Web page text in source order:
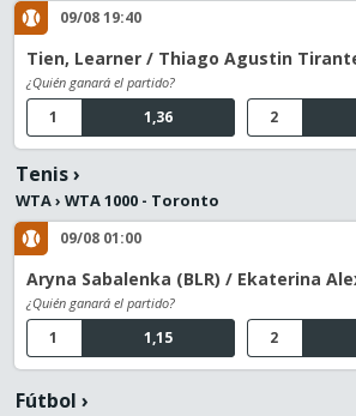
09/08 19:40
Tien, Learner / Thiago Agustin
¿Quién ganará el partido?
1,36
1 2
Tenis›
WTA› WTA 1000 - Toronto
09/08 01:00
Aryna Sabalenka (BLR) / Ekaterina
¿Quién ganará el partido?
1,15
1 2
Fútbol ›